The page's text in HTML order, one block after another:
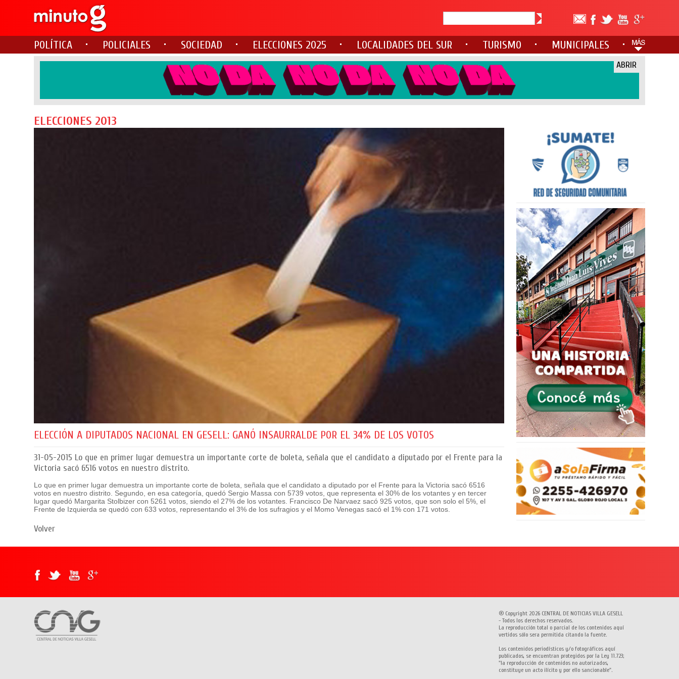
POLÍTICA POLICIALES SOCIEDAD ELECCIONES 2025 LOCALIDADES DEL SUR TURISMO MUNICIPALES
ABRIR
ELECCIONES 2013
ELECCIÓN A DIPUTADOS NACIONAL EN GESELL: GANÓ INSAURRALDE POR EL 34% DE LOS VOTOS
31-05-2015 Lo que en primer lugar demuestra un importante corte de boleta, señala que el candidato a diputado por el Frente para la
Victoria sacó 6516 votos en nuestro distrito.
Lo que en primer lugar demuestra un importante corte de boleta, señala que el candidato a diputado por el Frente para la Victoria sacó 6516
votos en nuestro distrito. Segundo, en esa categoría, quedó Sergio Massa con 5739 votos, que representa el 30% de los votantes y en tercer
lugar quedó Margarita Stolbizer con 5261 votos, siendo el 27% de los votantes. Francisco De Narvaez sacó 925 votos, que son solo el 5%, el
Frente de Izquierda se quedó con 633 votos, representando el 3% de los sufragios y el Momo Venegas sacó el 1% con 171 votos.
Volver
® Copyright 2026 CENTRAL DE NOTICIAS VILLA GESELL
- Todos los derechos reservados.
La reproducción total o parcial de los contenidos aquí
vertidos sólo sera permitida citando la fuente.
Los contenidos periodísticos y/o fotográficos aquí
publicados, se encuentran protegidos por la Ley 11.723;
"la reproducción de contenidos no autorizados,
constituye un acto ilícito y por ello sancionable".